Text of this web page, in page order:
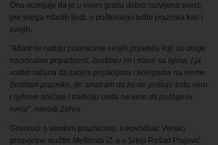
Ona ocenjuje da je u ovom gradu dobro razvijena svest,
pre svega mladih ljudi, o poštovanju tuđih praznika kao i
svojih.
“Mladi se raduju praznicima svojih prijatelja koji su druge
nacionalne pripadnosti, čestitaju im i slave sa njima. I ja
vodim računa da svojim prijateljima i kolegama na vreme
čestitam praznike, jer smatram da ko ne poštuje tuđu veru
i njihove običaje i tradiciju onda ne ume da poštuje ni
svoju”, navodi Zehra.
Govoreći o verskim praznicima, rukovodilac Versko
prosvjetne službe Mešihata IZ-a u Srbiji Rešad Plojović